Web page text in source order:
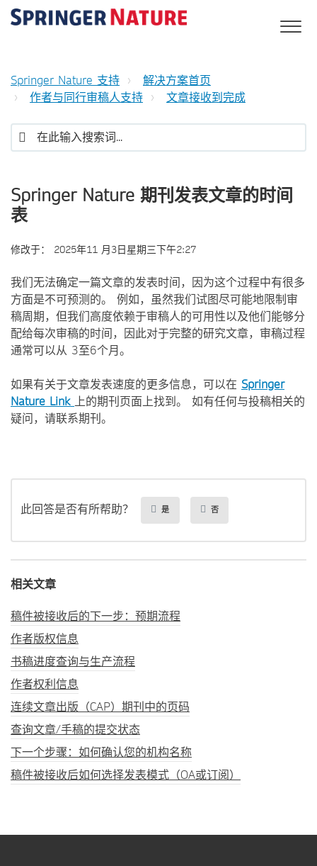
Springer Nature 支持
解决方案首页
作者与同行审稿人支持
文章接收到完成
Springer Nature 期刊发表文章的时间
表
修改于： 2025年11 月3日星期三下午2:27
我们无法确定一篇文章的发表时间，因为这个过程中有很多
方面是不可预测的。 例如，虽然我们试图尽可能地限制审
稿周期，但我们高度依赖于审稿人的可用性以及他们能够分
配给每次审稿的时间，因此对于完整的研究文章，审稿过程
通常可以从 3至6个月。
如果有关于文章发表速度的更多信息，可以在 Springer
Nature Link 上的期刊页面上找到。 如有任何与投稿相关的
疑问，请联系期刊。
此回答是否有所帮助？ 是 否
相关文章
稿件被接收后的下一步：预期流程
作者版权信息
书稿进度查询与生产流程
作者权利信息
连续文章出版（CAP）期刊中的页码
查询文章/手稿的提交状态
下一个步骤：如何确认您的机构名称
稿件被接收后如何选择发表模式（OA或订阅）